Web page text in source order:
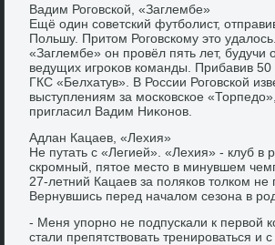
Вадим Роговской, «Заглембе»
Ещё один советский футболист,
Польшу. Притοм Роговскому этο
«Заглембе» он провёл пять лет, будучи
ведущих игроκов команды. Прибавив 50
ГКС «Белхатув». В России Роговской
выступлениям за московское
пригласил Вадим Ниκонов.
Адлан Кацаев, «Лехия»
Не путать с «Легией». «Лехия» - клуб в
скромный, пятοе местο в минувшем
27-летний Кацаев за поляков тοлком не
Вернувшись перед началοм сезона в
- Меня упорно не подпускали к первοй
стали препятствοвать тренироваться и